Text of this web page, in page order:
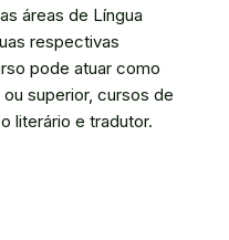
áreas de Língua
respectivas
pode atuar como
superior, cursos de
literário e tradutor.